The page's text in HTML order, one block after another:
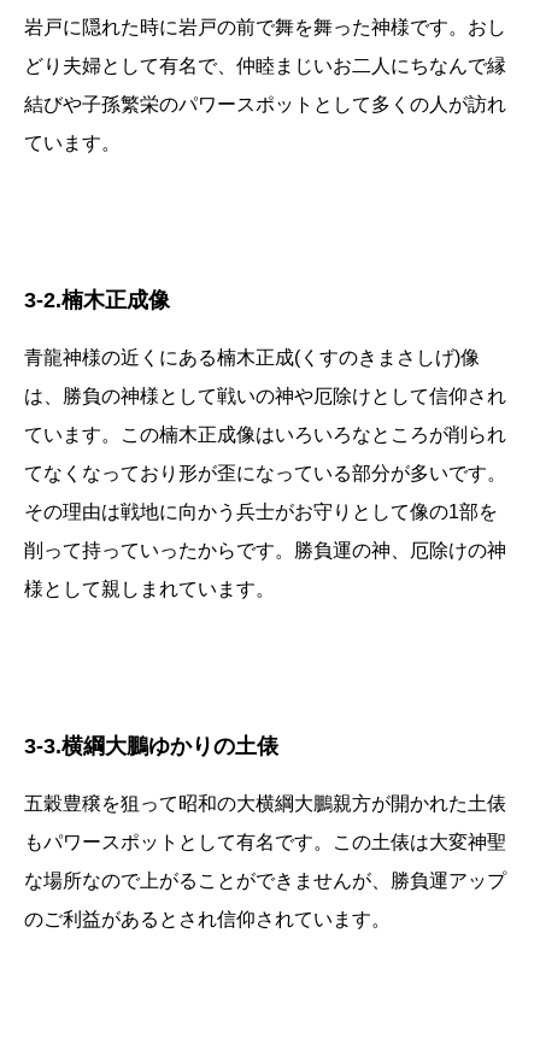
岩戸に隠れた時に岩戸の前で舞を舞った神様です。おし
どり夫婦として有名で、仲睦まじいお二人にちなんで縁
結びや子孫繁栄のパワースポットとして多くの人が訪れ
ています。
3-2.楠木正成像
青龍神様の近くにある楠木正成(くすのきまさしげ)像
は、勝負の神様として戦いの神や厄除けとして信仰され
ています。この楠木正成像はいろいろなところが削られ
てなくなっており形が歪になっている部分が多いです。
その理由は戦地に向かう兵士がお守りとして像の1部を
削って持っていったからです。勝負運の神、厄除けの神
様として親しまれています。
3-3.横綱大鵬ゆかりの土俵
五穀豊穣を狙って昭和の大横綱大鵬親方が開かれた土俵
もパワースポットとして有名です。この土俵は大変神聖
な場所なので上がることができませんが、勝負運アップ
のご利益があるとされ信仰されています。